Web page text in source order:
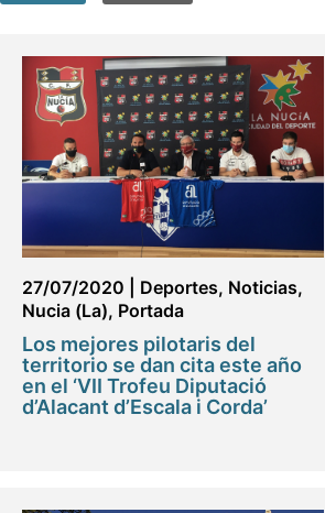
27/07/2020 Deportes, Noticias,
Nucia (La), Portada
Los mejores pilotaris del
territorio se dan cita este año
en el ‘VII Trofeu Diputació
d’Alacant d’Escala i Corda’